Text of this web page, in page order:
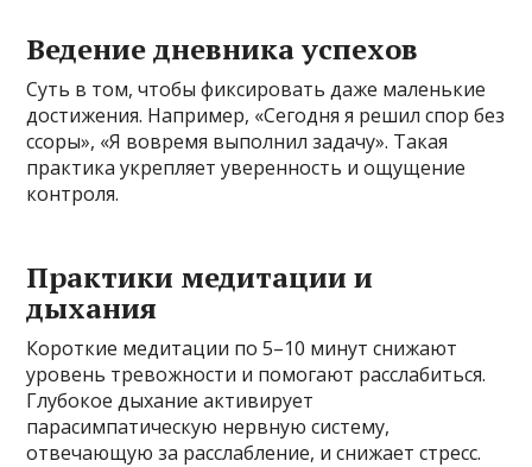
Ведение дневника успехов
Суть в том, чтобы фиксировать даже маленькие
достижения. Например, «Сегодня я решил спор без
ссоры», «Я вовремя выполнил задачу». Такая
практика укрепляет уверенность и ощущение
контроля.
Практики медитации и
дыхания
Короткие медитации по 5–10 минут снижают
уровень тревожности и помогают расслабиться.
Глубокое дыхание активирует
парасимпатическую нервную систему,
отвечающую за расслабление, и снижает стресс.